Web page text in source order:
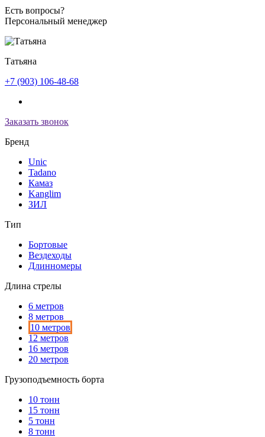
Есть вопросы?
Персональный менеджер
Татьяна
+7 (903) 106-48-68
Заказать звонок
Бренд
Unic
Tadano
Камаз
Kanglim
ЗИЛ
Тип
Бортовые
Вездеходы
Длинномеры
Длина стрелы
6 метров
8 метров
10 метров
12 метров
16 метров
20 метров
Грузоподъемность борта
10 тонн
15 тонн
5 тонн
8 тонн